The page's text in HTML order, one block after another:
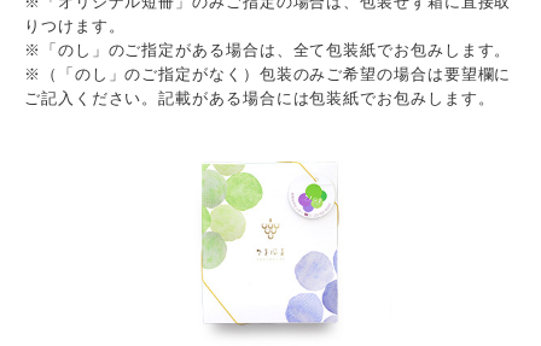
りつけます。
※「のし」のご指定がある場合は、全て包装紙でお包みします。
※（「のし」のご指定がなく）包装のみご希望の場合は要望欄に
ご記入ください。記載がある場合には包装紙でお包みします。